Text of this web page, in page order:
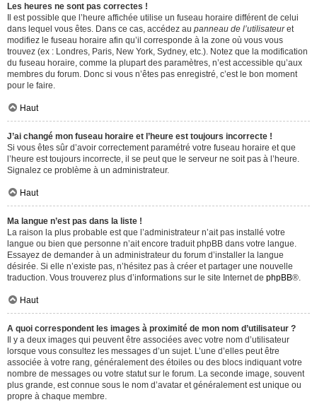
Les heures ne sont pas correctes !
Il est possible que l’heure affichée utilise un fuseau horaire différent de celui
dans lequel vous êtes. Dans ce cas, accédez au panneau de l’utilisateuret
modifiez le fuseau horaire afin qu’il corresponde à la zone où vous vous
trouvez (ex : Londres, Paris, New York, Sydney, etc.). Notez que la modification
du fuseau horaire, comme la plupart des paramètres, n’est accessible qu’aux
membres du forum. Donc si vous n’êtes pas enregistré, c’est le bon moment
pour le faire.
Haut
J’ai changé mon fuseau horaire et l’heure est toujours incorrecte !
Si vous êtes sûr d’avoir correctement paramétré votre fuseau horaire et que
l’heure est toujours incorrecte, il se peut que le serveur ne soit pas à l’heure.
Signalez ce problème à un administrateur.
Haut
Ma langue n’est pas dans la liste !
La raison la plus probable est que l’administrateur n’ait pas installé votre
langue ou bien que personne n’ait encore traduit phpBB dans votre langue.
Essayez de demander à un administrateur du forum d’installer la langue
désirée. Si elle n’existe pas, n’hésitez pas à créer et partager une nouvelle
traduction. Vous trouverez plus d’informations sur le site Internet de phpBB®.
Haut
A quoi correspondent les images à proximité de mon nom d’utilisateur ?
Il y a deux images qui peuvent être associées avec votre nom d’utilisateur
lorsque vous consultez les messages d’un sujet. L’une d’elles peut être
associée à votre rang, généralement des étoiles ou des blocs indiquant votre
nombre de messages ou votre statut sur le forum. La seconde image, souvent
plus grande, est connue sous le nom d’avatar et généralement est unique ou
propre à chaque membre.